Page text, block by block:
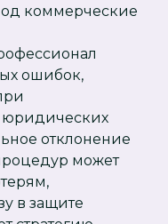
коммерческие
ошибок,
юридических
отклонение
может
в защите